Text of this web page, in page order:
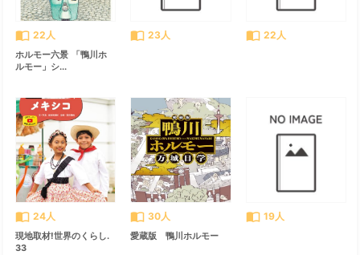
import_contacts 22人
ホルモー六景 「鴨川ホ
ルモー」シ...
import_contacts 23人 import_contacts 22人
import_contacts 24人
現地取材!世界のくらし.
33
import_contacts 30人
愛蔵版 鴨川ホルモー
import_contacts 19人